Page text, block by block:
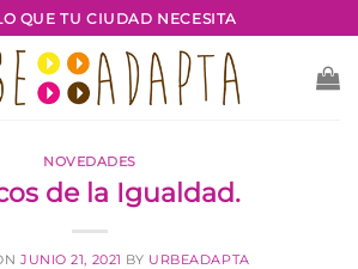
QUE TU CIUDAD NECESITA
NOVEDADES
de la Igualdad.
JUNIO 21, 2021 BY URBEADAPTA